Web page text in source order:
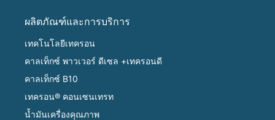
ผลิตภัณฑ์และการบริการ
เทคโนโลยีเทครอน
คาลเท็กซ์ พาวเวอร์ ดีเซล +เทครอนดี
คาลเท็กซ์ B10
เทครอน® คอนเซนเทรท
น้ำมันเครื่องคุณภาพ